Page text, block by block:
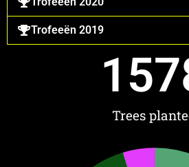
Trofeeën 2019
Trees